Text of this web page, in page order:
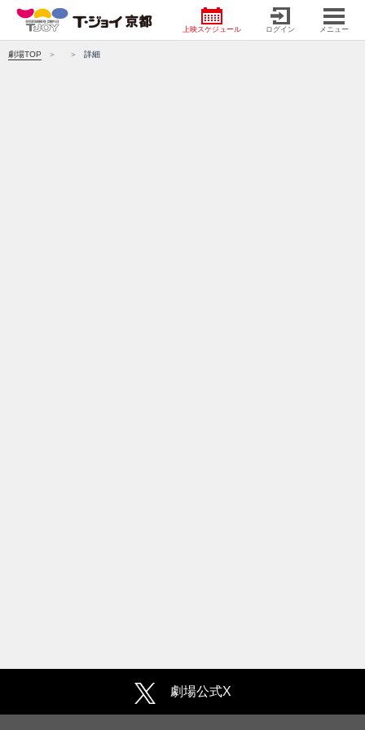
上映スケジュール ログイン メニュー
劇場TOP 詳細
劇場公式X